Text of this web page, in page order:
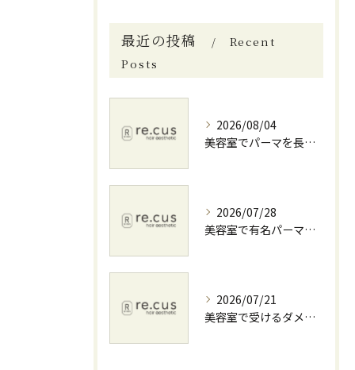
最近の投稿
Recent
Posts
2026/08/04
美容室でパーマを長持ちさせる髪質診断と料金相場を徹底解説
2026/07/28
美容室で有名パーマを叶える神奈川県横須賀市伊勢原市の上手な選び方
2026/07/21
美容室で受けるダメージケアと自宅併用で髪を徹底補修する方法